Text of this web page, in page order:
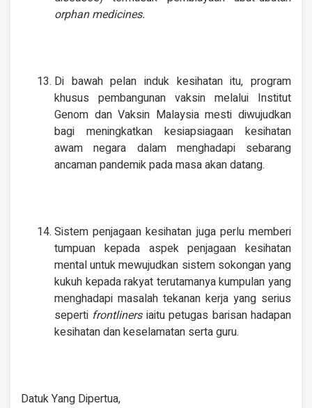
orphan medicines.
Di bawah pelan induk kesihatan itu, program
khusus pembangunan vaksin melalui Institut
Genom dan Vaksin Malaysia mesti diwujudkan
bagi meningkatkan kesiapsiagaan kesihatan
awam negara dalam menghadapi sebarang
ancaman pandemik pada masa akan datang.
Sistem penjagaan kesihatan juga perlu memberi
tumpuan kepada aspek penjagaan kesihatan
mental untuk mewujudkan sistem sokongan yang
kukuh kepada rakyat terutamanya kumpulan yang
menghadapi masalah tekanan kerja yang serius
seperti frontlinersiaitu petugas barisan hadapan
kesihatan dan keselamatan serta guru.
Datuk Yang Dipertua,